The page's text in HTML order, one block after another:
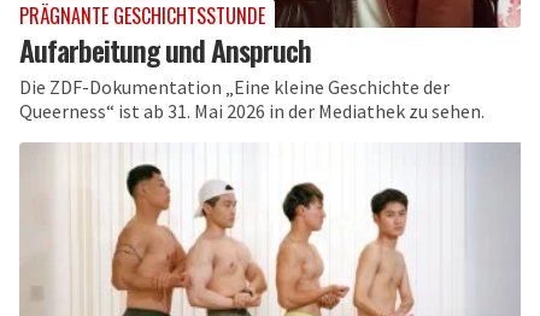
PRÄGNANTE GESCHICHTSSTUNDE
Aufarbeitung und Anspruch
Die ZDF-Dokumentation „Eine kleine Geschichte der
Queerness“ ist ab 31. Mai 2026 in der Mediathek zu sehen.